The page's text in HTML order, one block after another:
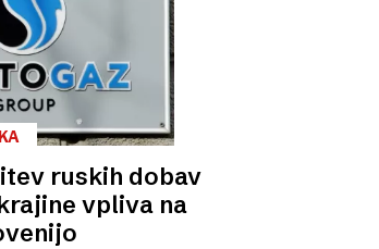
ruskih dobav
vpliva na